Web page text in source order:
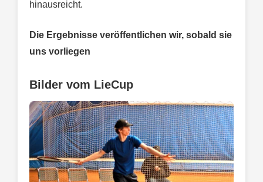
hinausreicht.
Die Ergebnisse veröffentlichen wir, sobald sie
uns vorliegen
Bilder vom LieCup